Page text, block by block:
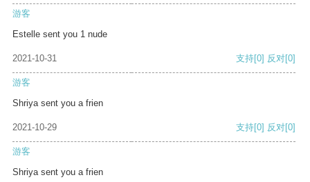
游客
Estelle sent you 1 nude
2021-10-31 支持[0] 反对[0]
游客
Shriya sent you a frien
2021-10-29 支持[0] 反对[0]
游客
Shriya sent you a frien